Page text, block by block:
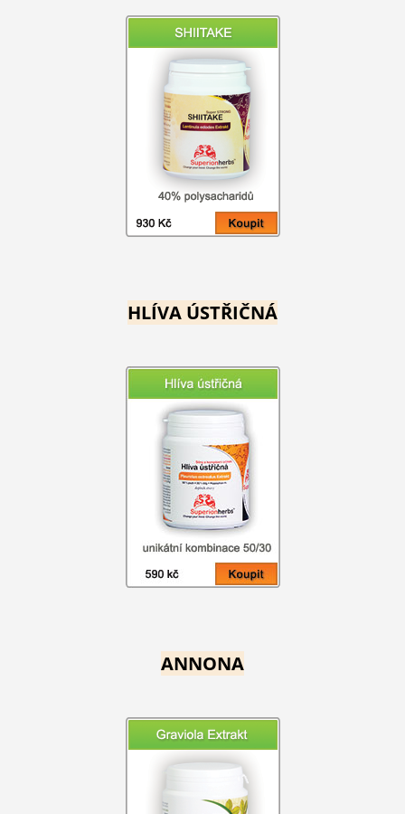
HLÍVA ÚSTŘIČNÁ
ANNONA